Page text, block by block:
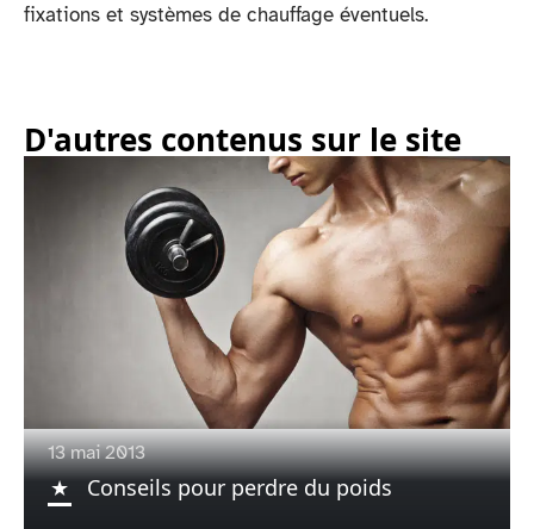
fixations et systèmes de chauffage éventuels.
D'autres contenus sur le site
13 mai 2013
Conseils pour perdre du poids